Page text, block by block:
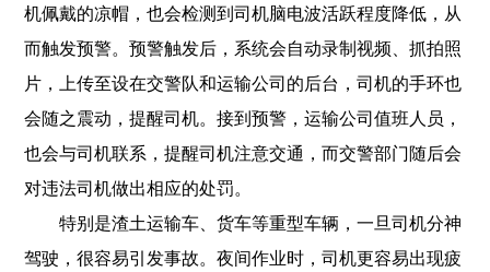
机佩戴的凉帽，也会检测到司机脑电波活跃程度降低，从
而触发预警。预警触发后，系统会自动录制视频、抓拍照
片，上传至设在交警队和运输公司的后台，司机的手环也
会随之震动，提醒司机。接到预警，运输公司值班人员，
也会与司机联系，提醒司机注意交通，而交警部门随后会
对违法司机做出相应的处罚。
特别是渣土运输车、货车等重型车辆，一旦司机分神
驾驶，很容易引发事故。夜间作业时，司机更容易出现疲